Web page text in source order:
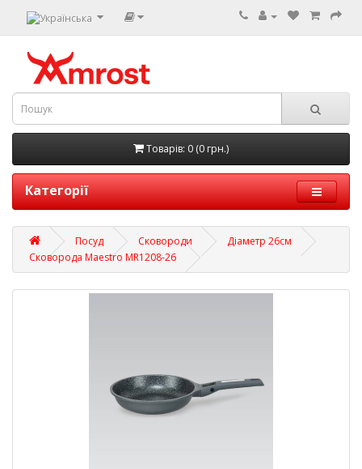
Товарів: 0 (0 грн.)
Категорії
Посуд Сковороди
Діаметр 26см
Сковорода Maestro MR1208-26